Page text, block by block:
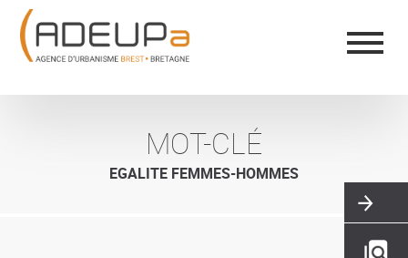
Aller
contenu
principal
MOT-CLÉ
EGALITE FEMMES-HOMMES
Panneau de gestion des cookies